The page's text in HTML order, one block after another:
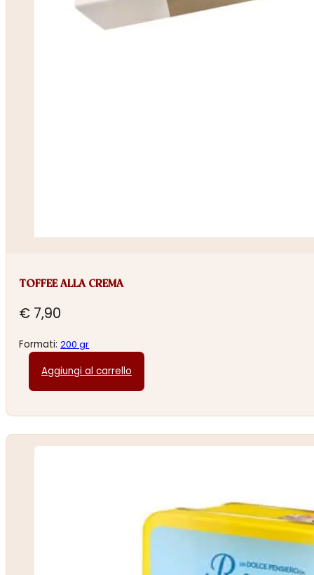
TOFFEE ALLA CREMA
€ 7,90
Formati:200 gr
Aggiungi al carrello